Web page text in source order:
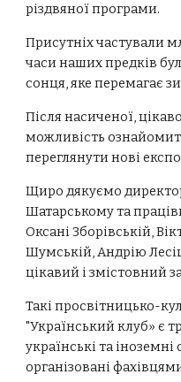
різдвяної програми.
Присутніх частували
часи наших предків
сонця, яке перемагає
Після насиченої,
можливість
переглянути нові
Щиро дякуємо
Шатарському та
Оксані Зборівській,
Шумській, Андрію
цікавий і змістовний
Такі просвітницько-
"Український клуб» є
українські та
організовані